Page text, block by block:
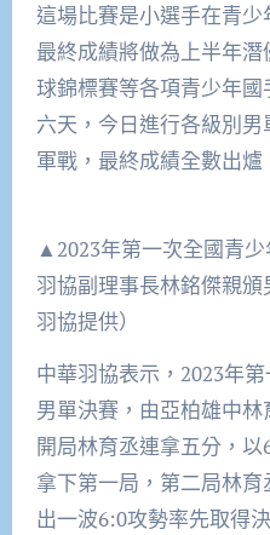
這場比賽是小選手在青少
最終成績將做為上半年
球錦標賽等各項青少年
六天，今日進行各級別
軍戰，最終成績全數出爐
▲2023年第一次全國青
羽協副理事長林銘傑親
羽協提供）
中華羽協表示，2023年
男單決賽，由亞柏雄中林
開局林育丞連拿五分，
拿下第一局，第二局林
出一波6:0攻勢率先取得